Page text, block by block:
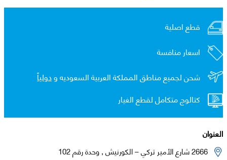
قطع اصلية
اسعار منافسة
شحن لجميع مناطق المملكة العربية السعوديه ودولياً
كتالوج متكامل لقطع الغيار
العنوان
2666 شارع الأمير تركي – الكورنيش , وحدة رقم 102